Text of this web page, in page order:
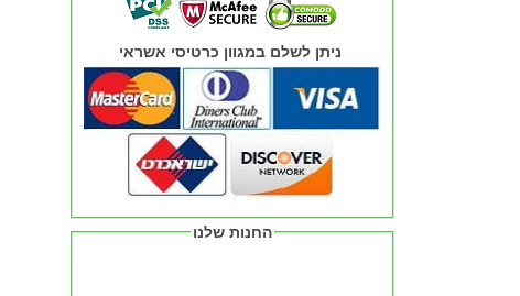
החנות שלנו